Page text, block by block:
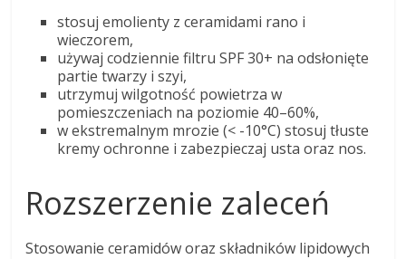
stosuj emolienty z ceramidami rano i
wieczorem,
używaj codziennie filtru SPF 30+ na odsłonięte
partie twarzy i szyi,
utrzymuj wilgotność powietrza w
pomieszczeniach na poziomie 40–60%,
w ekstremalnym mrozie (< -10°C) stosuj tłuste
kremy ochronne i zabezpieczaj usta oraz nos.
Rozszerzenie zaleceń
Stosowanie ceramidów oraz składników lipidowych